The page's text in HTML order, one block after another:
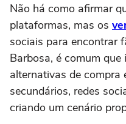
Não há como afirmar
plataformas, mas os
sociais para encontrar
Barbosa, é comum
alternativas de compra
secundários, redes
criando um cenário